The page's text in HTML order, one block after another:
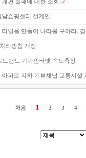
개편 실패에 대한 소회...2
남쇼핑센터 설계안.
터널을 만들어 나라를 구하라.
리방침 개정
드밴드 기가인터넷 속도측정
아파트 지하 기부채납 교통시설
처음 1 2 3 4